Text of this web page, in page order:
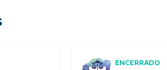
ENCERRADO